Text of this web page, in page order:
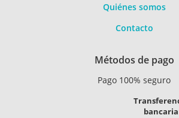
Quiénes somos
Contacto
Métodos de pago
Pago 100% seguro
bancaria